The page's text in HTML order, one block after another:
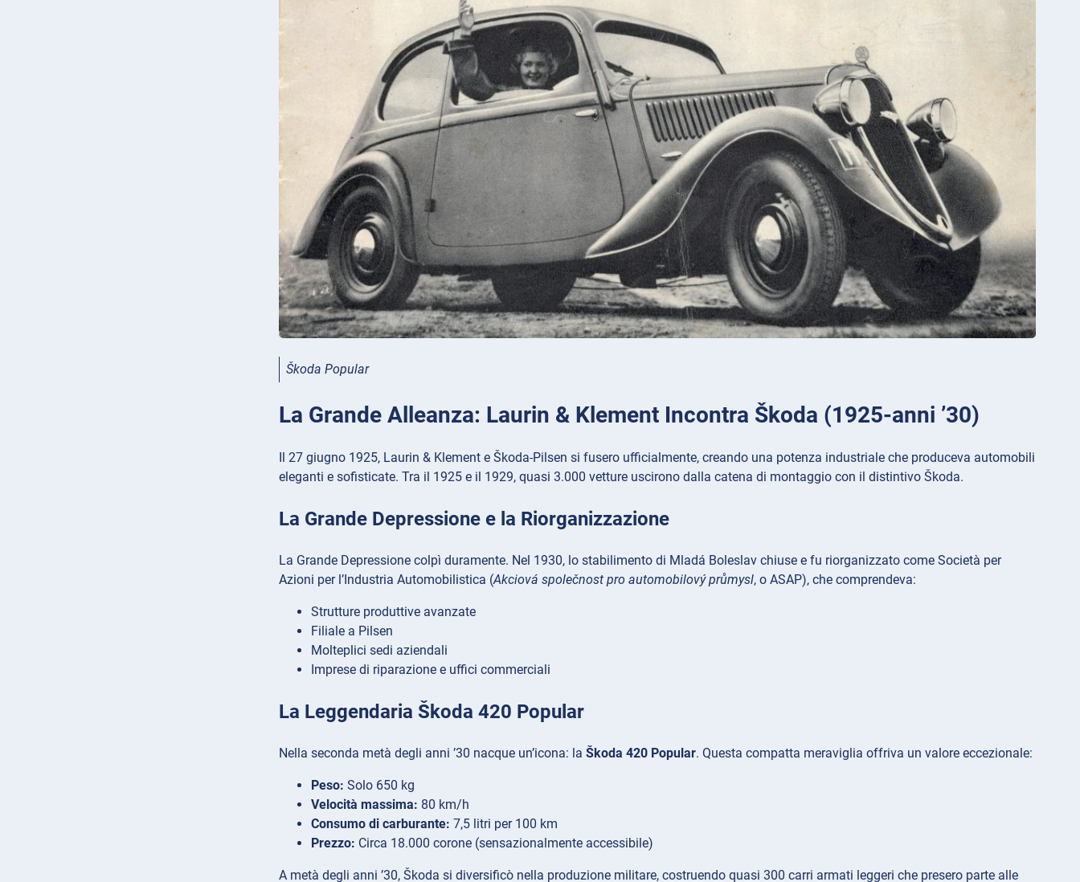
Škoda Popular
La Grande Alleanza: Laurin & Klement Incontra Škoda (1925-anni ’30)
Il 27 giugno 1925, Laurin & Klement e Škoda-Pilsen si fusero ufficialmente, creando una potenza industriale che produceva automobili
eleganti e sofisticate. Tra il 1925 e il 1929, quasi 3.000 vetture uscirono dalla catena di montaggio con il distintivo Škoda.
La Grande Depressione e la Riorganizzazione
La Grande Depressione colpì duramente. Nel 1930, lo stabilimento di Mladá Boleslav chiuse e fu riorganizzato come Società per
Azioni per l’Industria Automobilistica (Akciová společnost pro automobilový průmysl, o ASAP), che comprendeva:
Strutture produttive avanzate
Filiale a Pilsen
Molteplici sedi aziendali
Imprese di riparazione e uffici commerciali
La Leggendaria Škoda 420 Popular
Nella seconda metà degli anni ’30 nacque un’icona: la Škoda 420 Popular. Questa compatta meraviglia offriva un valore eccezionale:
Peso: Solo 650 kg
Velocità massima: 80 km/h
Consumo di carburante: 7,5 litri per 100 km
Prezzo: Circa 18.000 corone (sensazionalmente accessibile)
A metà degli anni ’30, Škoda si diversificò nella produzione militare, costruendo quasi 300 carri armati leggeri che presero parte alle